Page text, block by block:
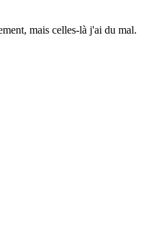
mais celles-là j'ai du mal.